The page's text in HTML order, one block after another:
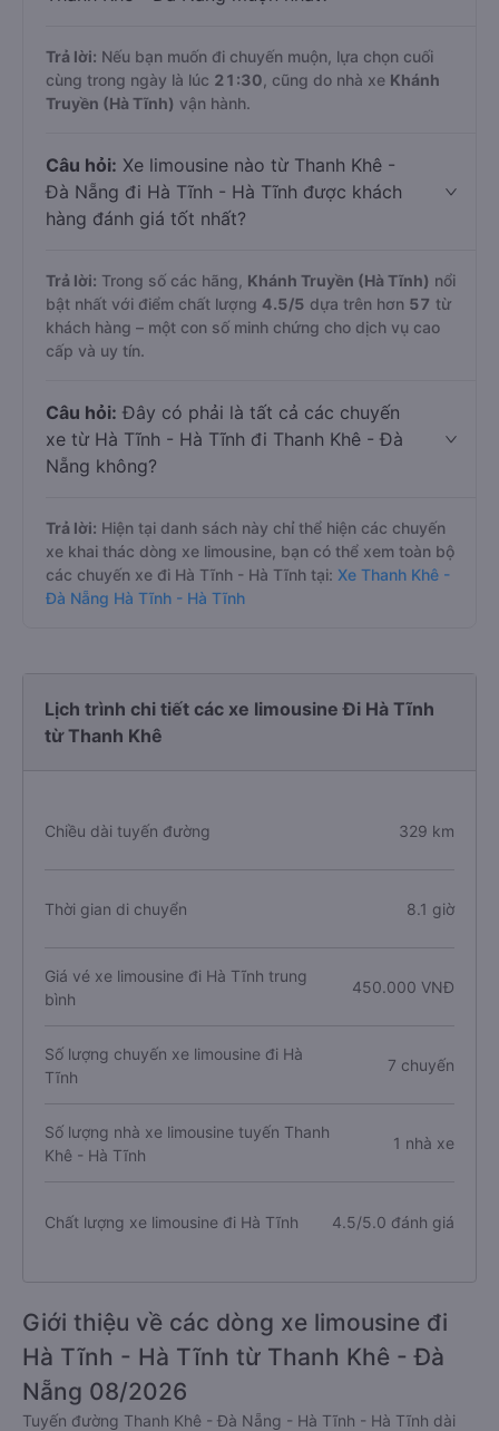
Trả lời: Nếu bạn muốn đi chuyến muộn, lựa chọn cuối
cùng trong ngày là lúc 21:30 , cũng do nhà xe Khánh
Truyền (Hà Tĩnh) vận hành.
Câu hỏi: Xe limousine nào từ Thanh Khê -
Đà Nẵng đi Hà Tĩnh - Hà Tĩnh được khách
hàng đánh giá tốt nhất?
Trả lời: Trong số các hãng, Khánh Truyền (Hà Tĩnh) nổi
bật nhất với điểm chất lượng 4.5/5 dựa trên hơn 57 từ
khách hàng – một con số minh chứng cho dịch vụ cao
cấp và uy tín.
Câu hỏi: Đây có phải là tất cả các chuyến
xe từ Hà Tĩnh - Hà Tĩnh đi Thanh Khê - Đà
Nẵng không?
Trả lời: Hiện tại danh sách này chỉ thể hiện các chuyến
xe khai thác dòng xe limousine, bạn có thể xem toàn bộ
các chuyến xe đi Hà Tĩnh - Hà Tĩnh tại: Xe Thanh Khê -
Đà Nẵng Hà Tĩnh - Hà Tĩnh
Lịch trình chi tiết các xe limousine Đi Hà Tĩnh
từ Thanh Khê
Chiều dài tuyến đường 329 km
Thời gian di chuyển 8.1 giờ
Giá vé xe limousine đi Hà Tĩnh trung
bình
450.000 VNĐ
Số lượng chuyến xe limousine đi Hà
Tĩnh
7 chuyến
Số lượng nhà xe limousine tuyến Thanh
Khê - Hà Tĩnh
1 nhà xe
Chất lượng xe limousine đi Hà Tĩnh 4.5/5.0 đánh giá
Giới thiệu về các dòng xe limousine đi
Hà Tĩnh - Hà Tĩnh từ Thanh Khê - Đà
Nẵng 08/2026
Tuyến đường Thanh Khê - Đà Nẵng - Hà Tĩnh - Hà Tĩnh dài